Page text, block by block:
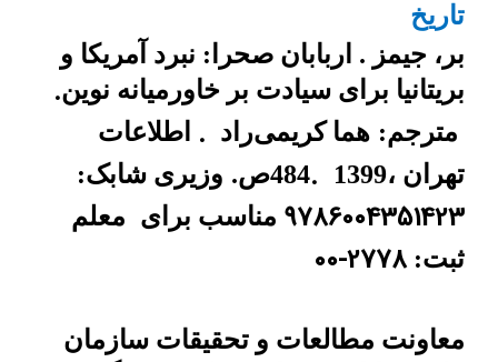
تاریخ
بر، جیمز . اربابان صحرا: نبرد آمریکا و
بریتانیا برای سیادت بر خاورمیانه نوین.
مترجم: هما کریمی‌راد. اطلاعات
تهران ،1399
.484ص. وزیری شابک:
9786004351423مناسب برای
معلم
ثبت:00-2778
معاونت مطالعات و تحقیقات سازمان